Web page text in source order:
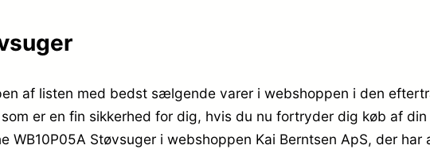
af listen med bedst sælgende varer i webshoppen i den
er en fin sikkerhed for dig, hvis du nu fortryder dig køb af
WB10P05A Støvsuger i webshoppen Kai Berntsen ApS, der